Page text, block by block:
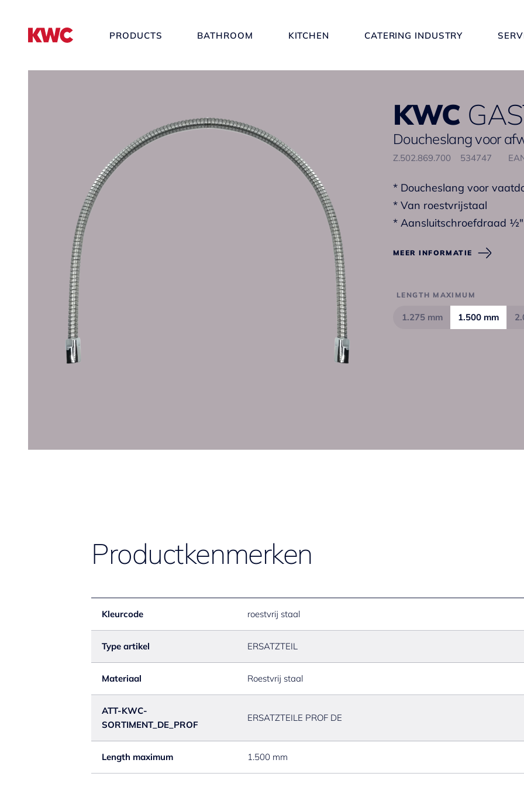
PRODUCTS BATHROOM KITCHEN CATERING INDUSTRY
KWC
Doucheslang voor
Z.502.869.700 534747
* Doucheslang voor
* Van roestvrijstaal
* Aansluitschroefdraad ½"
MEER INFORMATIE
LENGTH MAXIMUM
1.275 mm 1.500 mm
Productkenmerken
Kleurcode roestvrij staal
Type artikel ERSATZTEIL
Materiaal Roestvrij staal
ATT-KWC-
SORTIMENT_DE_PROF
ERSATZTEILE PROF DE
Length maximum 1.500 mm